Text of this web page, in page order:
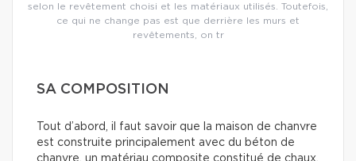
selon le revêtement choisi et les matériaux utilisés. Toutefois,
ce qui ne change pas est que derrière les murs et
revêtements, on tr
SA COMPOSITION
Tout d’abord, il faut savoir que la maison de chanvre
est construite principalement avec du béton de
chanvre, un matériau composite constitué de chaux,